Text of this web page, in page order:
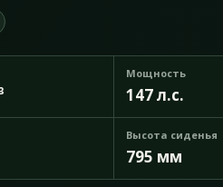
Мощность
147 л.с.
Высота сиденья
795 мм